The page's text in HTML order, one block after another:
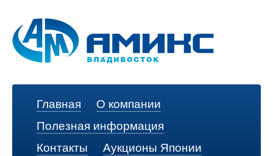
Главная
О компании
Полезная информация
Контакты
Аукционы Японии